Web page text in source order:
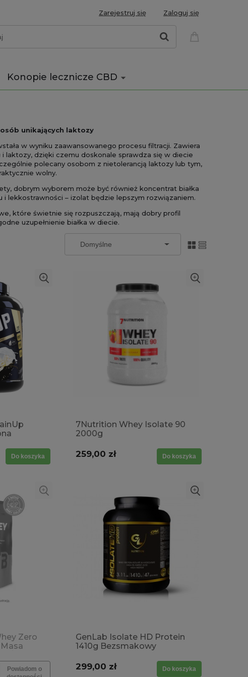
Zarejestruj się Zaloguj się
Konopie lecznicze CBD
unikających laktozy
w wyniku zaawansowanego procesu filtracji. Zawiera
laktozy, dzięki czemu doskonale sprawdza się w diecie
polecany osobom z nietolerancją laktozy lub tym,
wolny.
dobrym wyborem może być również koncentrat białka
i lekkostrawności – izolat będzie lepszym rozwiązaniem.
które świetnie się rozpuszczają, mają dobry profil
uzupełnienie białka w diecie.
Do koszyka
7Nutrition Whey Isolate 90
2000g
259,00 zł Do koszyka
Zero
Powiadom o
GenLab Isolate HD Protein
1410g Bezsmakowy
słodzików i barwników
299,00 zł Do koszyka